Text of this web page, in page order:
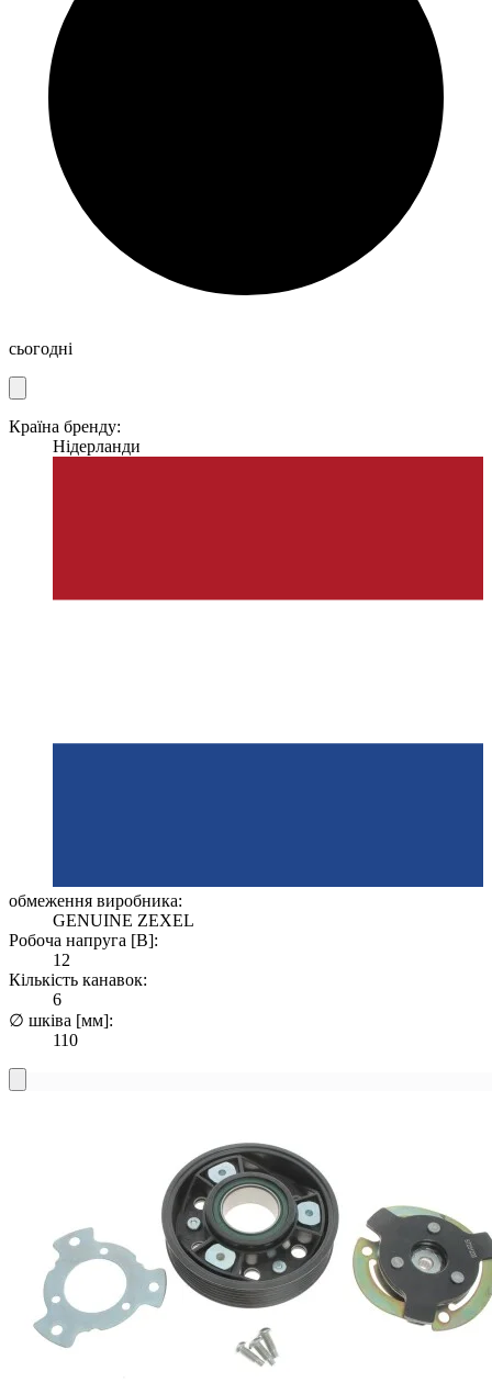
сьогодні
Країна бренду:
Нідерланди
обмеження виробника:
GENUINE ZEXEL
Робоча напруга [В]:
12
Кількість канавок:
6
∅ шківа [мм]:
110